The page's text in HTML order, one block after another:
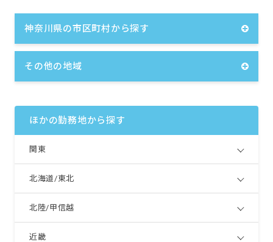
神奈川県の市区町村から探す
その他の地域
ほかの勤務地から探す
関東
北海道/東北
北陸/甲信越
近畿